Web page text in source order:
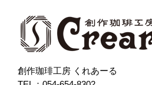
創作珈琲工房 くれあーる